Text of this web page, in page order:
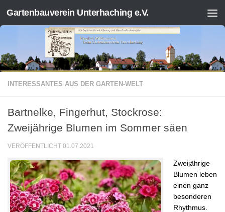
Zum Inhalt springen
Gartenbauverein Unterhaching e.V.
INTERESSANTES AUS DER GARTEN-WELT
Bartnelke, Fingerhut, Stockrose:
Zweijährige Blumen im Sommer säen
VERÖFFENTLICHT 01.07.2021
Zweijährige
Blumen leben
einen ganz
besonderen
Rhythmus.